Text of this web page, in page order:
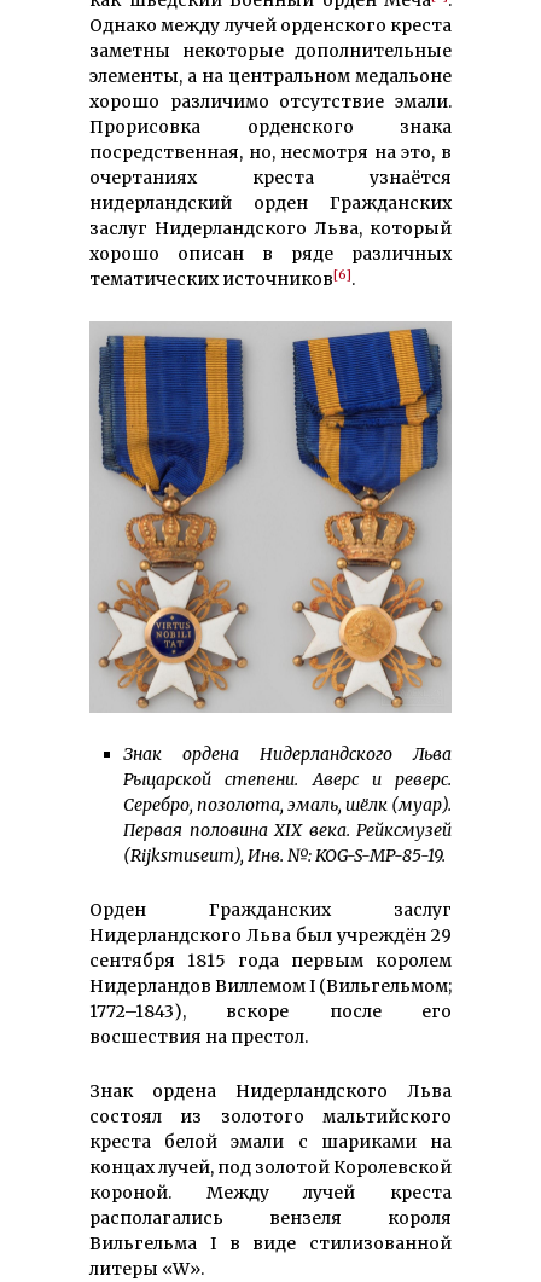
Однако между лучей орденского креста
заметны некоторые дополнительные
элементы, а на центральном медальоне
хорошо различимо отсутствие эмали.
Прорисовка орденского знака
посредственная, но, несмотря на это, в
очертаниях креста узнаётся
нидерландский орден Гражданских
заслуг Нидерландского Льва, который
хорошо описан в ряде различных
тематических источников[6].
Знак ордена Нидерландского Льва
Рыцарской степени. Аверс и реверс.
Серебро, позолота, эмаль, шёлк (муар).
Первая половина XIX века. Рейксмузей
(Rijksmuseum), Инв. №: KOG-S-MP-85-19.
Орден Гражданских заслуг
Нидерландского Льва был учреждён 29
сентября 1815 года первым королем
Нидерландов Виллемом I (Вильгельмом;
1772–1843), вскоре после его
восшествия на престол.
Знак ордена Нидерландского Льва
состоял из золотого мальтийского
креста белой эмали с шариками на
концах лучей, под золотой Королевской
короной. Между лучей креста
располагались вензеля короля
Вильгельма I в виде стилизованной
литеры «W».